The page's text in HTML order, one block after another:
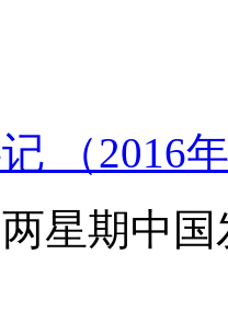
（2016
星期中